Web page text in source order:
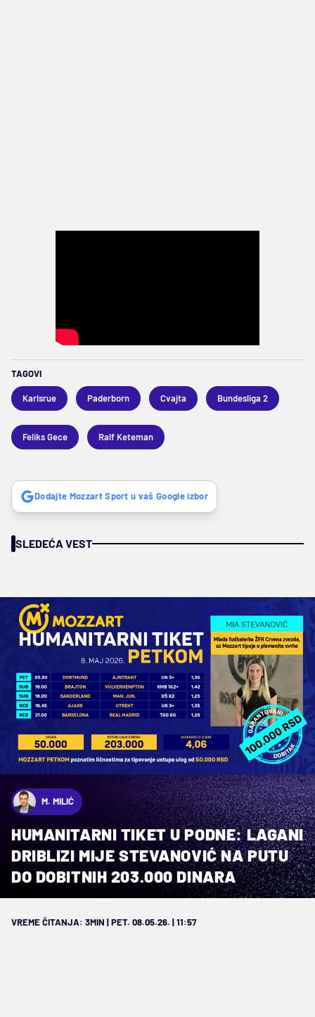
TAGOVI
Karlsrue Paderborn Cvajta Bundesliga 2
Feliks Gece Ralf Keteman
Dodajte Mozzart Sport u vaš Google izbor
SLEDEĆA VEST
M. MILIĆ
HUMANITARNI TIKET U PODNE: LAGANI
DRIBLIZI MIJE STEVANOVIĆ NA PUTU
DO DOBITNIH 203.000 DINARA
VREME ČITANJA: 3MIN | PET. 08.05.26. | 11:57